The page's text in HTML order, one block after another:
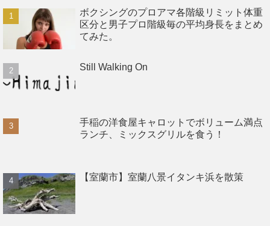
ボクシングのプロアマ各階級リミット体重
区分と男子プロ階級毎の平均身長をまとめ
てみた。
Still Walking On
手稲の洋食屋キャロットでボリューム満点
ランチ、ミックスグリルを食う！
【室蘭市】室蘭八景イタンキ浜を散策